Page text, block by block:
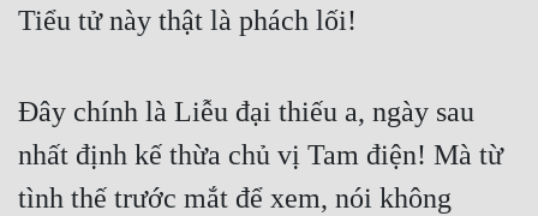
Nữ Cường
Phong Thủy - Tâm Linh
Phương Tây
Phản Phái
Tiểu tử này thật là phách lối!
Đây chính là Liễu đại thiếu a, ngày sau
nhất định kế thừa chủ vị Tam điện! Mà từ
tình thế trước mắt để xem, nói không